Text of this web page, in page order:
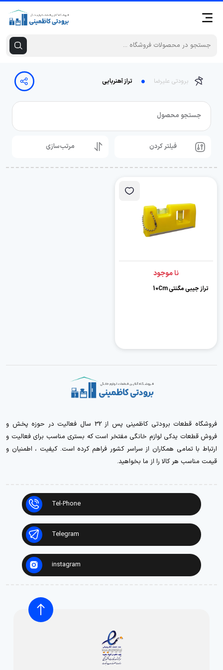
برودتی علیرضا تراز آهنربایی
جستجو محصول
فیلتر کردن مرتب‌سازی
نا موجود
تراز جیبی مگنتی 10Cm
فروشگاه قطعات برودتی کاظمینی پس از 32 سال فعالیت در حوزه پخش و
فروش قطعات یدکی لوازم خانگی مفتخر است که بستری مناسب برای فعالیت و
ارتباط با تمامی همکاران از سراسر کشور فراهم کرده است. کیفیت ، اطمنیان و
قیمت مناسب هر کالا را از ما بخواهید.
Tel-Phone
Telegram
instagram